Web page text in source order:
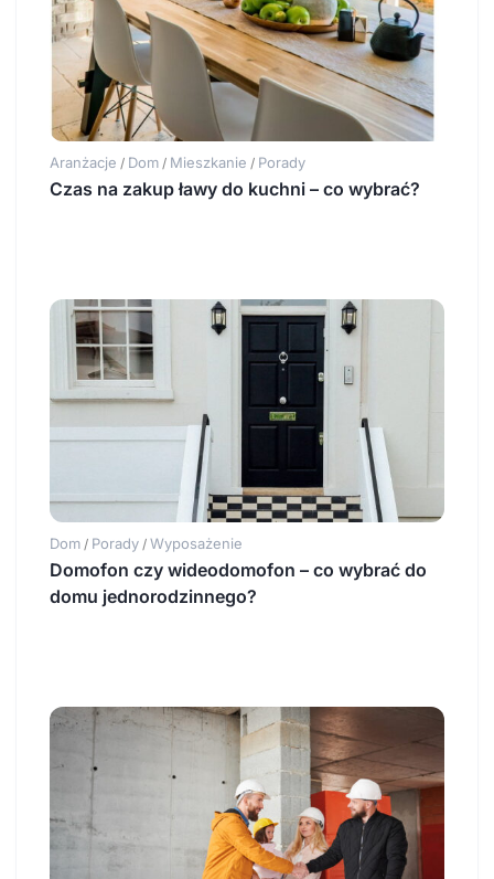
Aranżacje / Dom / Mieszkanie / Porady
Czas na zakup ławy do kuchni – co wybrać?
Dom / Porady / Wyposażenie
Domofon czy wideodomofon – co wybrać do
domu jednorodzinnego?